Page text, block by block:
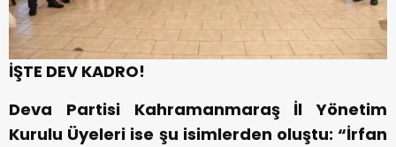
İŞTE DEV KADRO!
Deva Partisi Kahramanmaraş İl Yönetim
Kurulu Üyeleri ise şu isimlerden oluştu: “İrfan